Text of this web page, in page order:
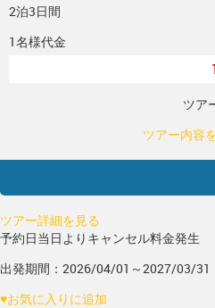
2泊3日間
1名様代金
ツア
ツアー内容
ツアー詳細を見る
予約日当日よりキャンセル料金発生
出発期間：2026/04/01～2027/03/31
♥お気に入りに追加